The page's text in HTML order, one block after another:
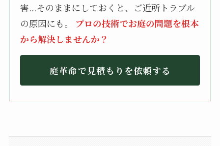
害...そのままにしておくと、ご近所トラブル
の原因にも。
プロの技術でお庭の問題を根本
から解決しませんか？
庭革命で見積もりを依頼する